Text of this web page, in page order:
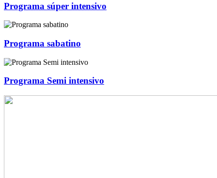
Programa súper intensivo
Programa sabatino
Programa Semi intensivo